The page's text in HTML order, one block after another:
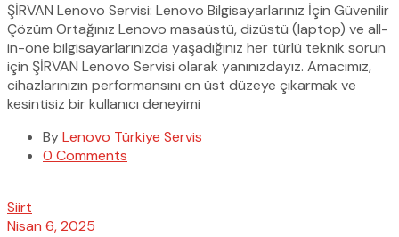
ŞİRVAN Lenovo Servisi: Lenovo Bilgisayarlarınız İçin Güvenilir
Çözüm Ortağınız Lenovo masaüstü, dizüstü (laptop) ve all-
in-one bilgisayarlarınızda yaşadığınız her türlü teknik sorun
için ŞİRVAN Lenovo Servisi olarak yanınızdayız. Amacımız,
cihazlarınızın performansını en üst düzeye çıkarmak ve
kesintisiz bir kullanıcı deneyimi
ByLenovo Türkiye Servis
0 Comments
Siirt
Nisan 6, 2025